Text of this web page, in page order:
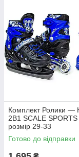
Комплект Ролики —
2В1 SCALE SPORTS
розмір 29-33
Готово до відправки